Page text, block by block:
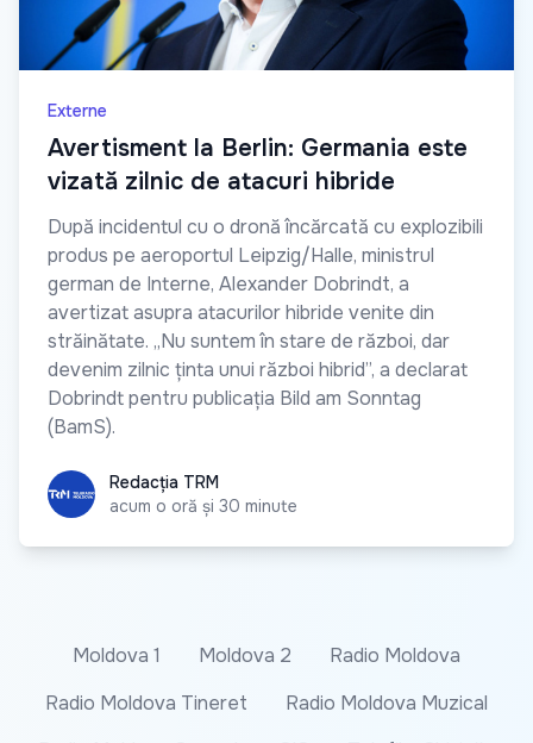
Externe
Avertisment la Berlin: Germania este
vizată zilnic de atacuri hibride
După incidentul cu o dronă încărcată cu explozibili
produs pe aeroportul Leipzig/Halle, ministrul
german de Interne, Alexander Dobrindt, a
avertizat asupra atacurilor hibride venite din
străinătate. „Nu suntem în stare de război, dar
devenim zilnic ținta unui război hibrid”, a declarat
Dobrindt pentru publicația Bild am Sonntag
(BamS).
Redacția TRM
Redacția TRM
acum o oră și 30 minute
Moldova 1 Moldova 2
Radio Moldova
Radio Moldova Tineret
Radio Moldova Muzical